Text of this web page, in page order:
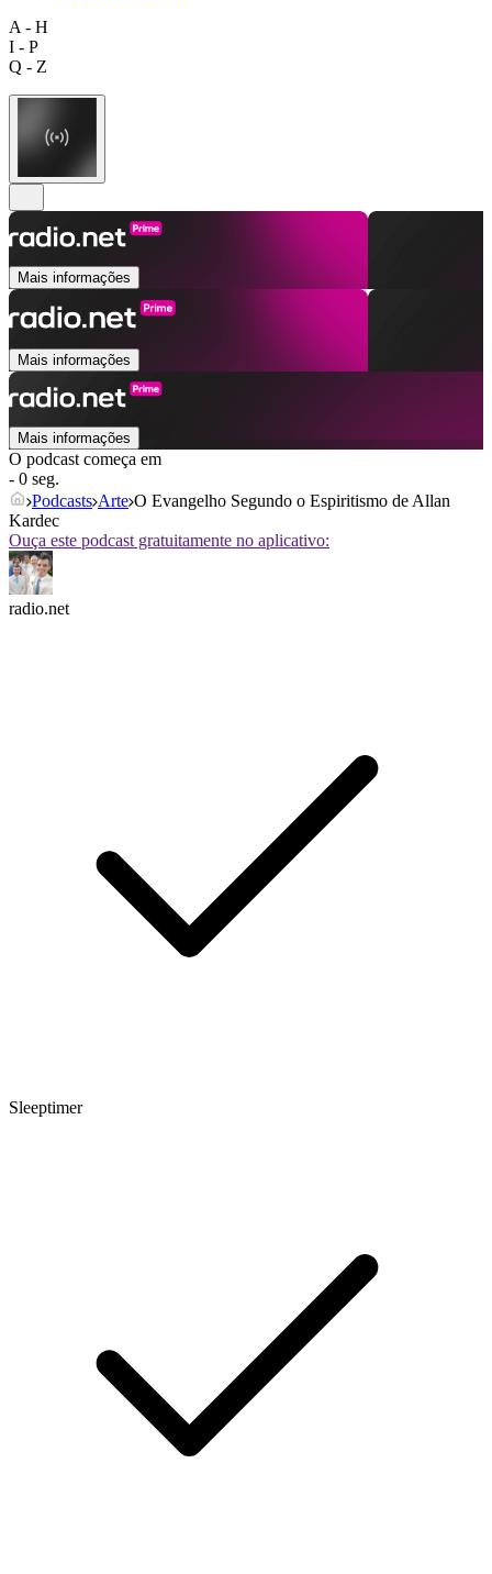
A - H
I - P
Q - Z
Mais informações
Mais informações
Mais informações
O podcast começa em
- 0 seg.
Podcasts Arte O Evangelho Segundo o Espiritismo de Allan
Kardec
Ouça este podcast gratuitamente no aplicativo:
radio.net
Sleeptimer